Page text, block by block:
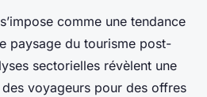
s’impose comme une tendance
paysage du tourisme post-
sectorielles révèlent une
des voyageurs pour des offres